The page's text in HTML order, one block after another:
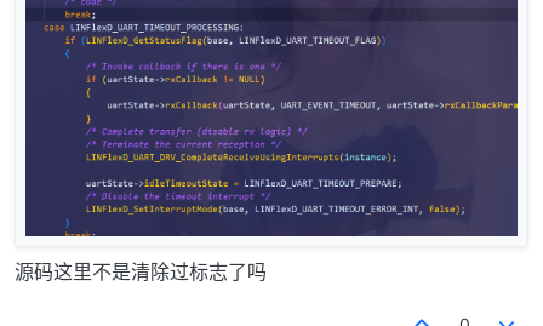
源码这里不是清除过标志了吗